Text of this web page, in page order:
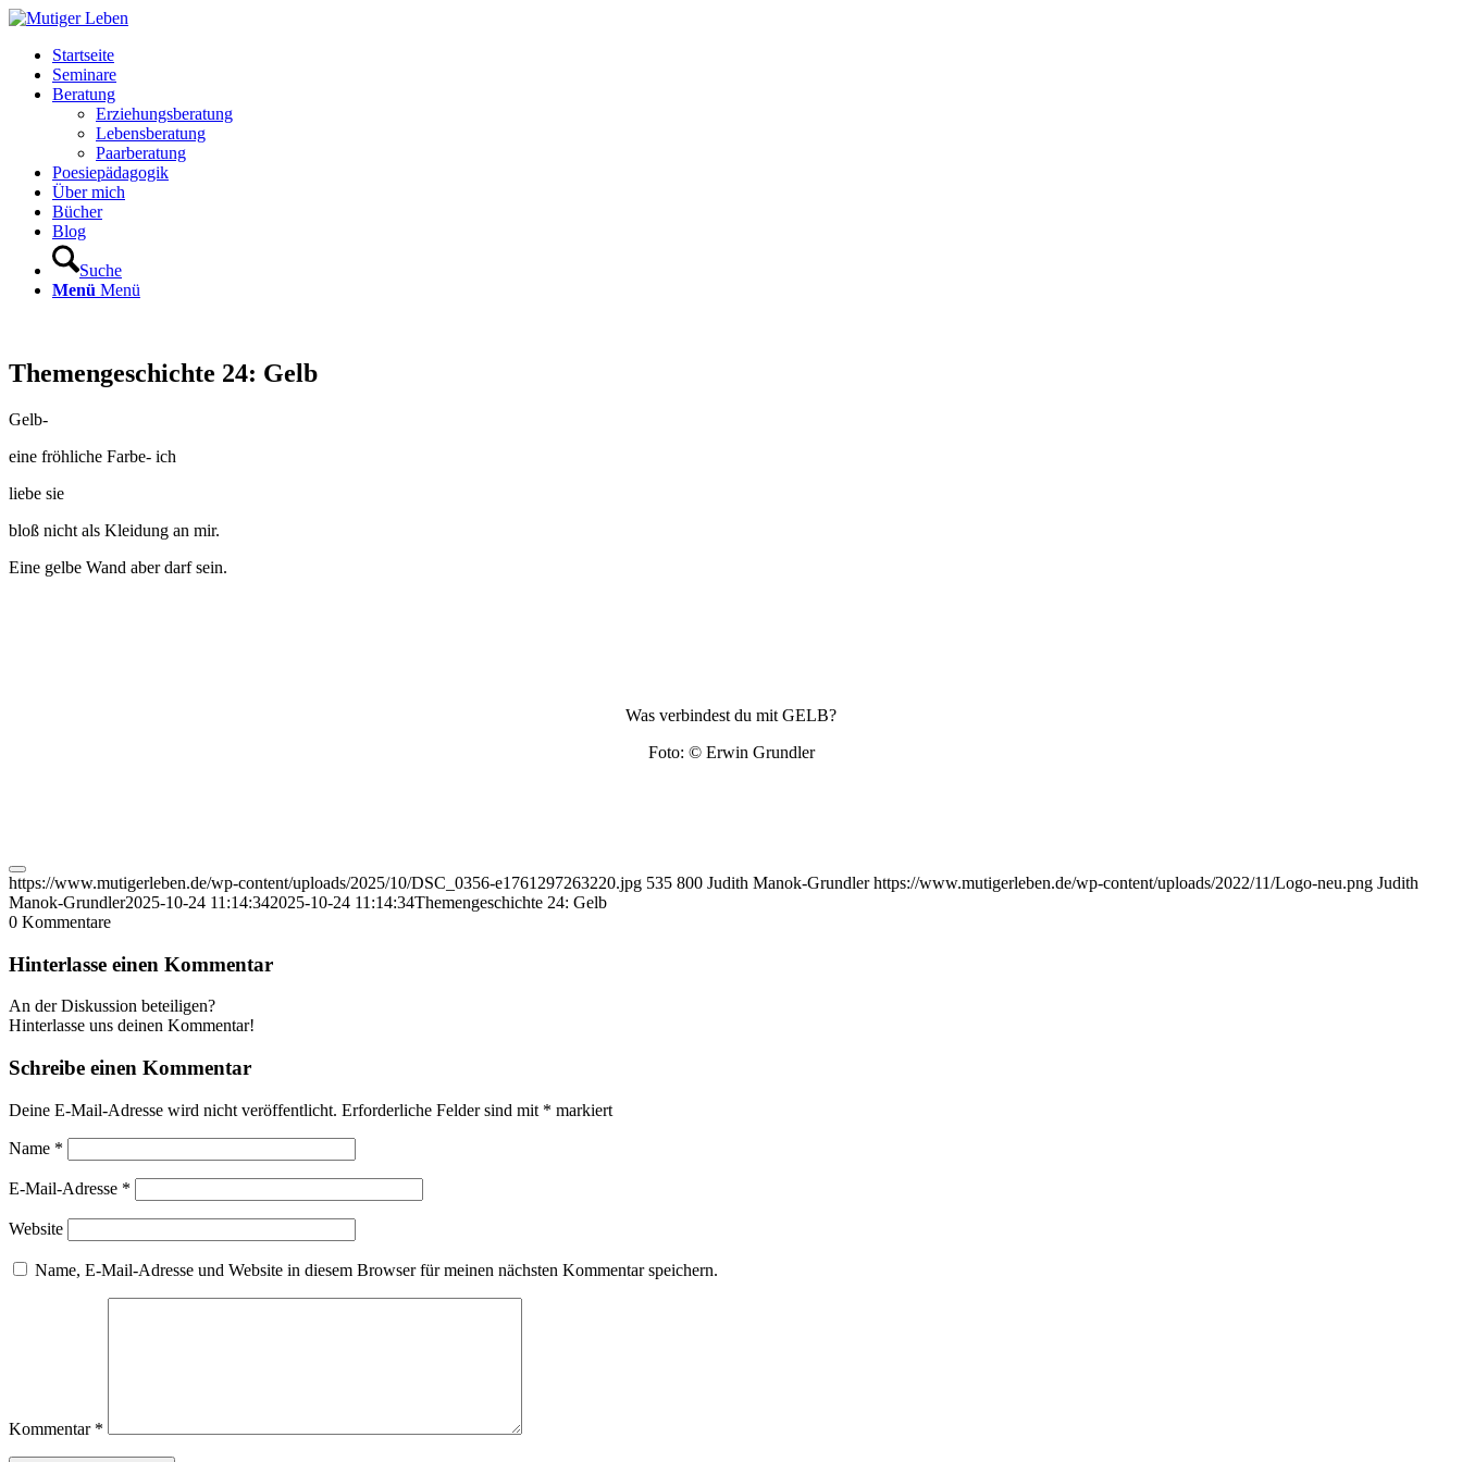
Startseite
Seminare
Beratung
Erziehungsberatung
Lebensberatung
Paarberatung
Poesiepädagogik
Über mich
Bücher
Blog
Suche
Menü Menü
Themengeschichte 24: Gelb
Gelb-
eine fröhliche Farbe- ich
liebe sie
bloß nicht als Kleidung an mir.
Eine gelbe Wand aber darf sein.
Was verbindest du mit GELB?
Foto: © Erwin Grundler
https://www.mutigerleben.de/wp-content/uploads/2025/10/DSC_0356-e1761297263220.jpg 535 800 Judith Manok-Grundler https://www.mutigerleben.de/wp-content/uploads/2022/11/Logo-neu.png Judith
Manok-Grundler2025-10-24 11:14:342025-10-24 11:14:34Themengeschichte 24: Gelb
0 Kommentare
Hinterlasse einen Kommentar
An der Diskussion beteiligen?
Hinterlasse uns deinen Kommentar!
Schreibe einen Kommentar
Deine E-Mail-Adresse wird nicht veröffentlicht. Erforderliche Felder sind mit * markiert
Name *
E-Mail-Adresse *
Website
Name, E-Mail-Adresse und Website in diesem Browser für meinen nächsten Kommentar speichern.
Kommentar *